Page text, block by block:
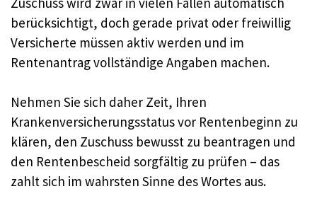
berücksichtigt, doch gerade privat oder freiwillig
Versicherte müssen aktiv werden und im
Rentenantrag vollständige Angaben machen.
Nehmen Sie sich daher Zeit, Ihren
Krankenversicherungsstatus vor Rentenbeginn zu
klären, den Zuschuss bewusst zu beantragen und
den Rentenbescheid sorgfältig zu prüfen – das
zahlt sich im wahrsten Sinne des Wortes aus.